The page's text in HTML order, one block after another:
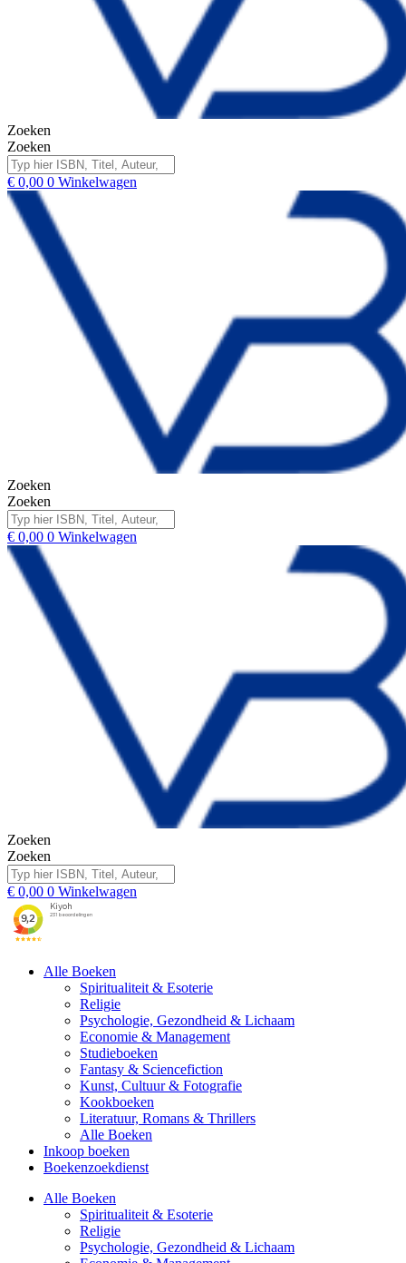
Zoeken
Zoeken
€ 0,00 0 Winkelwagen
Zoeken
Zoeken
€ 0,00 0 Winkelwagen
Zoeken
Zoeken
€ 0,00 0 Winkelwagen
Alle Boeken
Spiritualiteit & Esoterie
Religie
Psychologie, Gezondheid & Lichaam
Economie & Management
Studieboeken
Fantasy & Sciencefiction
Kunst, Cultuur & Fotografie
Kookboeken
Literatuur, Romans & Thrillers
Alle Boeken
Inkoop boeken
Boekenzoekdienst
Alle Boeken
Spiritualiteit & Esoterie
Religie
Psychologie, Gezondheid & Lichaam